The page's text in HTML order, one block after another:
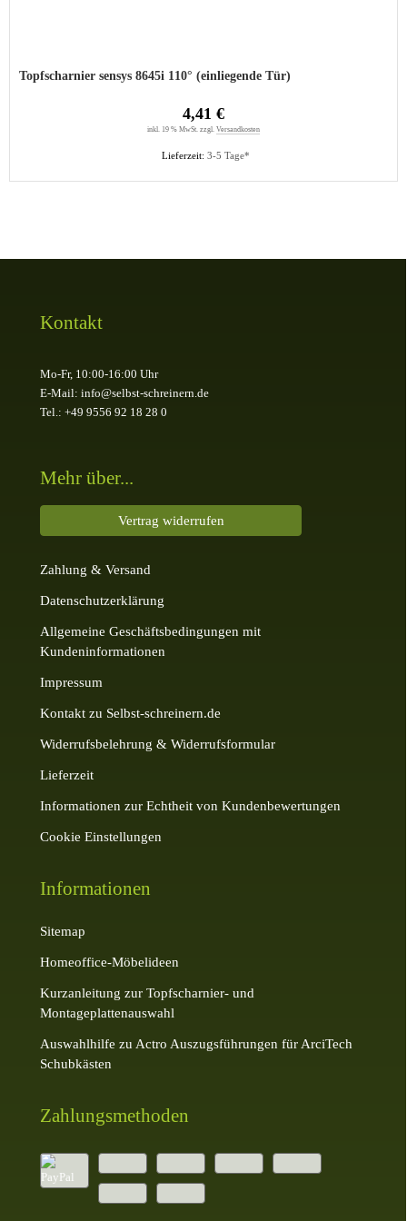
Topfscharnier sensys 8645i 110° (einliegende Tür)
Lieferzeit: 3-5 Tage*
4,41 €
inkl. 19 % MwSt. zzgl. Versandkosten
Kontakt
Mo-Fr, 10:00-16:00 Uhr
E-Mail: info@selbst-schreinern.de
Tel.: +49 9556 92 18 28 0
Mehr über...
Vertrag widerrufen
Zahlung & Versand
Datenschutzerklärung
Allgemeine Geschäftsbedingungen mit
Kundeninformationen
Impressum
Kontakt zu Selbst-schreinern.de
Widerrufsbelehrung & Widerrufsformular
Lieferzeit
Informationen zur Echtheit von Kundenbewertungen
Cookie Einstellungen
Informationen
Sitemap
Homeoffice-Möbelideen
Kurzanleitung zur Topfscharnier- und
Montageplattenauswahl
Auswahlhilfe zu Actro Auszugsführungen für ArciTech
Schubkästen
Zahlungsmethoden